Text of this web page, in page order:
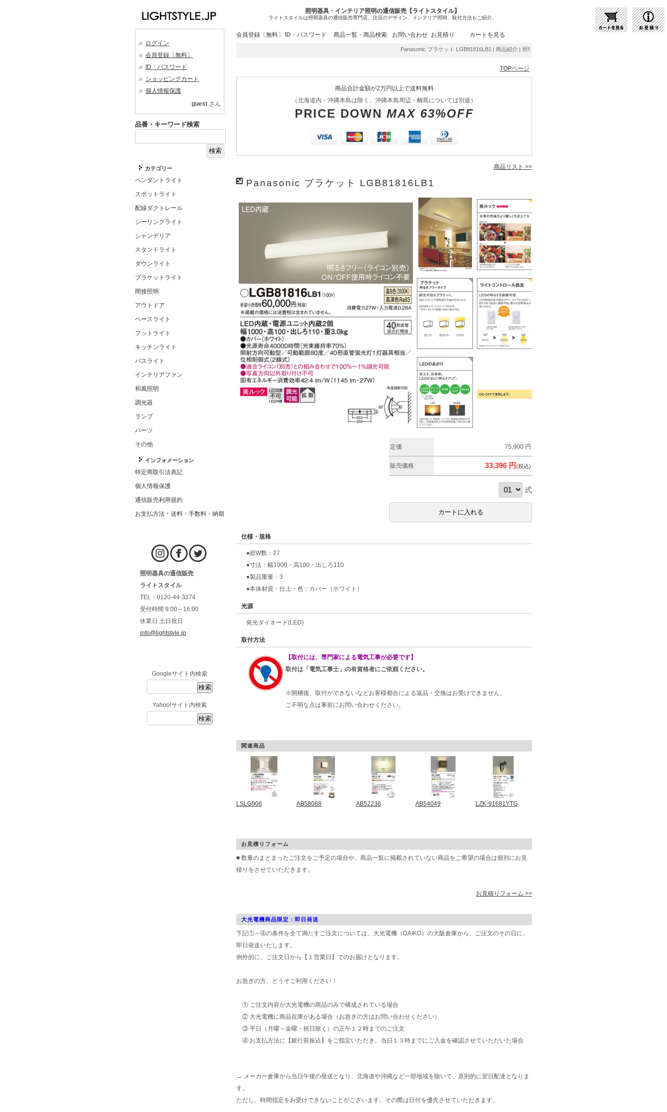
照明器具・インテリア照明の通信販売【ライトスタイル】
ライトスタイルは照明器具の通信販売専門店。注目のデザイン、インテリア照明、取付方法もご紹介。
ログイン
会員登録〔無料〕
ID・パスワード
ショッピングカート
個人情報保護
guest さん
品番・キーワード検索
カテゴリー
ペンダントライト
スポットライト
配線ダクトレール
シーリングライト
シャンデリア
スタンドライト
ダウンライト
ブラケットライト
間接照明
アウトドア
ベースライト
フットライト
キッチンライト
バスライト
インテリアファン
和風照明
調光器
ランプ
パーツ
その他
インフォメーション
特定商取引法表記
個人情報保護
通信販売利用規約
お支払方法・送料・手数料・納期
照明器具の通信販売
ライトスタイル
TEL：0120-44-3374
受付時間 9:00～16:00
休業日 土日祝日
info@lightstyle.jp
Googleサイト内検索
Yahoo!サイト内検索
会員登録〔無料〕 ID・パスワード 商品一覧・商品検索 お問い合わせ お見積り カートを見る
Panasonic ブラケット LGB81816LB1 | 商品紹介 | 照明器具の通販・インテリア照明の通信販売【ライトスタイル
TOPページ
商品合計金額が2万円以上で送料無料
（北海道内・沖縄本島は除く、沖縄本島周辺・離島については別途）
PRICE DOWN MAX 63%OFF
商品リスト >>
Panasonic ブラケット LGB81816LB1
定価 75,900 円
販売価格 33,396 円(税込)
式
仕様・規格
●総W数：27
●寸法：幅1000・高100・出しろ110
●製品重量：3
●本体材質・仕上・色：カバー（ホワイト）
光源
発光ダイオード(LED)
取付方法
【取付には、専門家による電気工事が必要です】
取付は「電気工事士」の有資格者にご依頼ください。
※開梱後、取付ができないなどお客様都合による返品・交換はお受けできません。
ご不明な点は事前にお問い合わせください。
関連商品
LSLG906 AB58068 AB52236 AB54049 LZK-91681YTG
お見積りフォーム
■ 数量のまとまったご注文をご予定の場合や、商品一覧に掲載されていない商品をご希望の場合は個別にお見
積りをさせていただきます。
お見積りフォーム >>
大光電機商品限定：即日発送
下記①～④の条件を全て満たすご注文については、大光電機（DAIKO）の大阪倉庫から、ご注文のその日に、
即日発送いたします。
例外的に、ご注文日から【１営業日】でのお届けとなります。
お急ぎの方、どうぞご利用ください！
① ご注文内容が大光電機の商品のみで構成されている場合
② 大光電機に商品在庫がある場合（お急ぎの方はお問い合わせください）
③ 平日（月曜～金曜・祝日除く）の正午１２時までのご注文
④ お支払方法に【銀行前振込】をご指定いただき、当日１３時までにご入金を確認させていただいた場合
→ メーカー倉庫から当日午後の発送となり、北海道や沖縄など一部地域を除いて、原則的に翌日配達となりま
す。
ただし、時間指定をお受けできないことがございます。その際は日付を優先させていただきます。